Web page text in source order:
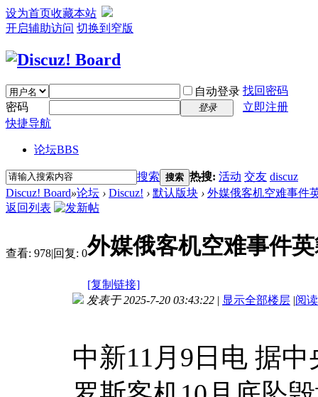
设为首页收藏本站
开启辅助访问 切换到窄版
自动登录 找回密码
密码
登录
立即注册
快捷导航
论坛BBS
搜索 搜索 热搜: 活动 交友 discuz
Discuz! Board»论坛 › Discuz! › 默认版块 › 外媒俄客机空难事件
返回列表
查看: 978|回复: 0外媒俄客机空难事件
[复制链接]
发表于 2025-7-20 03:43:22 | 显示全部楼层 |阅
中新11月9日电 据